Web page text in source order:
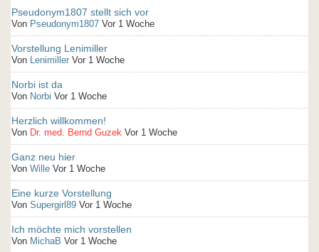
Pseudonym1807 stellt sich vor
Von Pseudonym1807 Vor 1 Woche
Vorstellung Lenimiller
Von Lenimiller Vor 1 Woche
Norbi ist da
Von Norbi Vor 1 Woche
Herzlich willkommen!
Von Dr. med. Bernd Guzek Vor 1 Woche
Ganz neu hier
Von Wille Vor 1 Woche
Eine kurze Vorstellung
Von Supergirl89 Vor 1 Woche
Ich möchte mich vorstellen
Von MichaB Vor 1 Woche